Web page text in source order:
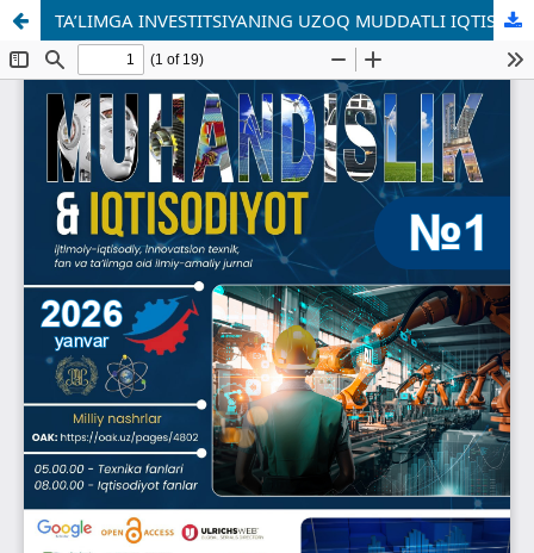
TA’LIMGA INVESTITSIYANING UZOQ MUDDATLI IQTISODIY VA PEDAGOGIK SAMARASI